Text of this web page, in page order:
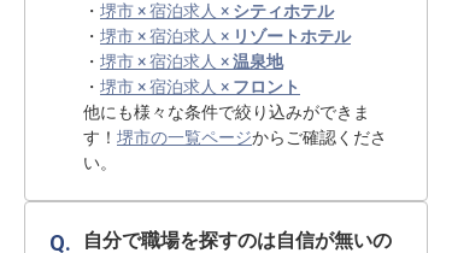
・ 堺市 × 宿泊求人 × シティホテル
・ 堺市 × 宿泊求人 × リゾートホテル
・ 堺市 × 宿泊求人 ×温泉地
・ 堺市 × 宿泊求人 × フロント
他にも様々な条件で絞り込みができま
す！ 堺市の一覧ページからご確認くださ
い。
自分で職場を探すのは自信が無いの